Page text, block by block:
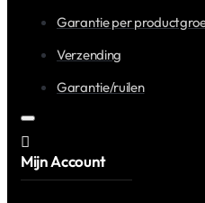
Garantie per
Verzending
Garantie/ruilen
Mijn Account